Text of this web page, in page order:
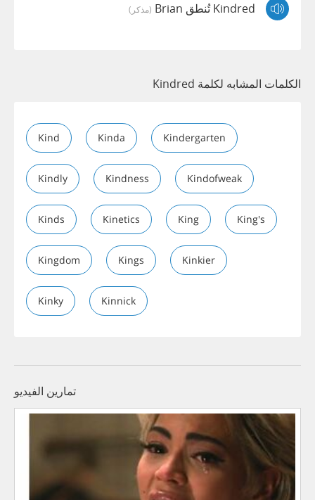
Kindred تُنطق Brian (مذكر)
الكلمات المشابه لكلمة Kindred
Kind Kinda Kindergarten
Kindly Kindness Kindofweak
Kinds Kinetics King King's
Kingdom Kings Kinkier
Kinky Kinnick
تمارين الفيديو